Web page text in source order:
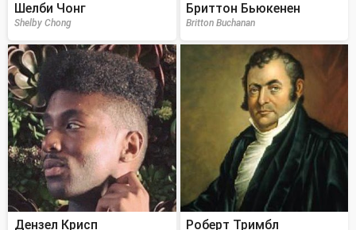
Шелби Чонг
Shelby Chong
Бриттон Бьюкенен
Britton Buchanan
Дензел Крисп Роберт Тримбл